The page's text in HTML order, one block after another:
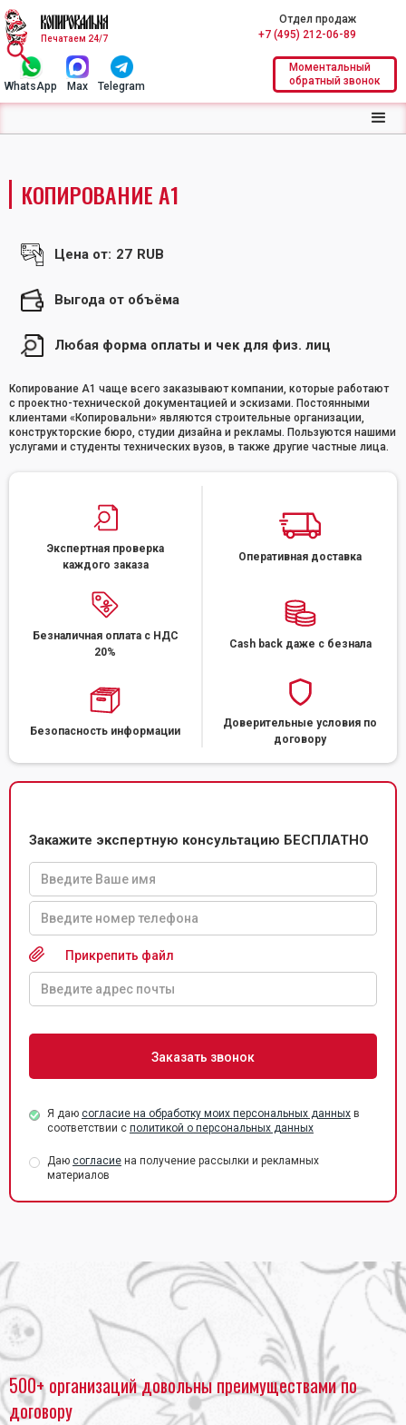
Печатаем 24/7
Отдел продаж
+7 (495) 212-06-89
WhatsApp Max Telegram
Моментальный
обратный звонок
КОПИРОВАНИЕ А1
Цена от: 27 RUB
Выгода от объёма
Любая форма оплаты и чек для физ. лиц
Копирование А1 чаще всего заказывают компании, которые работают
с проектно-технической документацией и эскизами. Постоянными
клиентами «Копировальни» являются строительные организации,
конструкторские бюро, студии дизайна и рекламы. Пользуются нашими
услугами и студенты технических вузов, в также другие частные лица.
Экспертная проверка
каждого заказа
Оперативная доставка
Безналичная оплата с НДС
20%
Cash back даже с безнала
Безопасность информации
Доверительные условия по
договору
Закажите экспертную консультацию БЕСПЛАТНО
Прикрепить файл
Я даю согласие на обработку моих персональных данных в
соответствии с политикой о персональных данных
Даю согласие на получение рассылки и рекламных
материалов
Главная Ксерокопия документов
Копирование А1
500+ организаций довольны преимуществами по
договору